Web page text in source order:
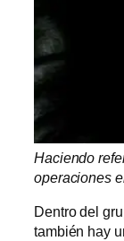
Haciendo
operaciones
Dentro del
también hay